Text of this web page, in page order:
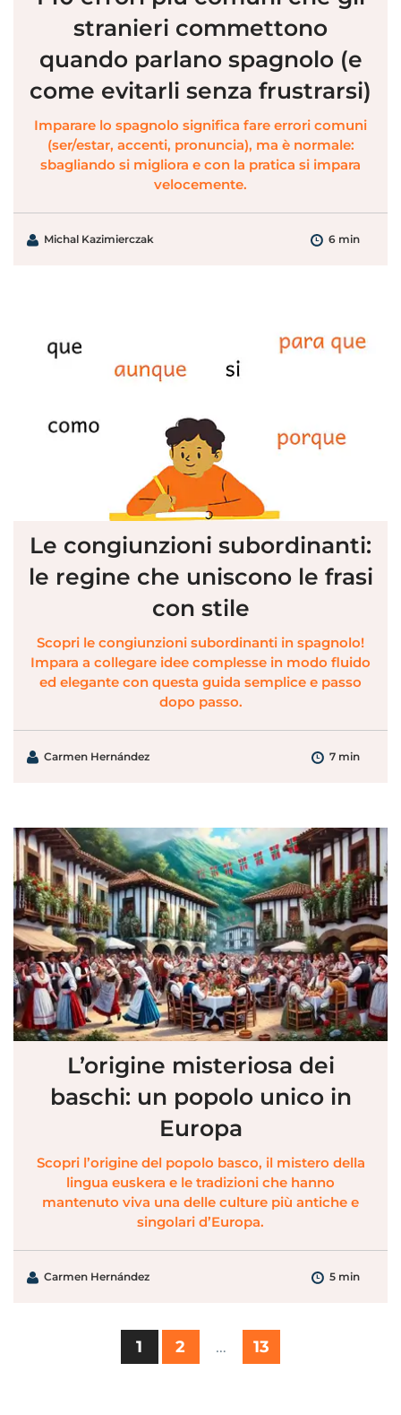
stranieri commettono
quando parlano spagnolo (e
come evitarli senza frustrarsi)
Imparare lo spagnolo significa fare errori comuni
(ser/estar, accenti, pronuncia), ma è normale:
sbagliando si migliora e con la pratica si impara
velocemente.
Michal Kazimierczak 6 min
Le congiunzioni subordinanti:
le regine che uniscono le frasi
con stile
Scopri le congiunzioni subordinanti in spagnolo!
Impara a collegare idee complesse in modo fluido
ed elegante con questa guida semplice e passo
dopo passo.
Carmen Hernández 7 min
L’origine misteriosa dei
baschi: un popolo unico in
Europa
Scopri l’origine del popolo basco, il mistero della
lingua euskera e le tradizioni che hanno
mantenuto viva una delle culture più antiche e
singolari d’Europa.
Carmen Hernández 5 min
1 2 … 13